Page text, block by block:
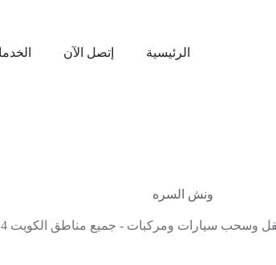
الرئيسية إتصل الآن
ونش السره